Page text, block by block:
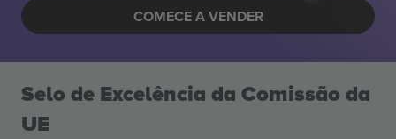
COMECE A VENDER
Selo de Excelência da Comissão da
UE